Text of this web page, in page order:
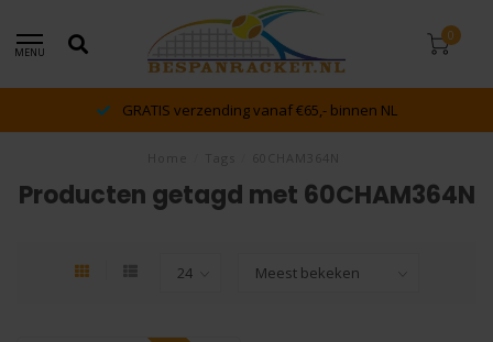
MENU
0
GRATIS verzending vanaf €65,- binnen NL
Producten getagd met 60CHAM364N